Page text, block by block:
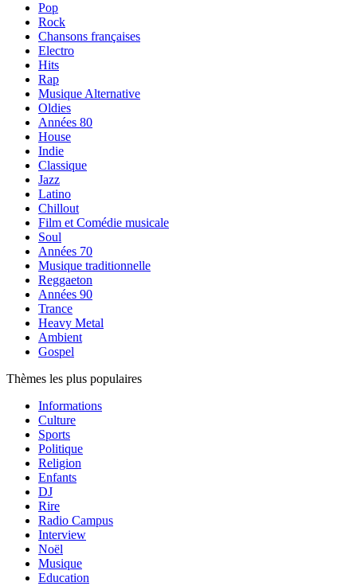
Pop
Rock
Chansons françaises
Electro
Hits
Rap
Musique Alternative
Oldies
Années 80
House
Indie
Classique
Jazz
Latino
Chillout
Film et Comédie musicale
Soul
Années 70
Musique traditionnelle
Reggaeton
Années 90
Trance
Heavy Metal
Ambient
Gospel
Thèmes les plus populaires
Informations
Culture
Sports
Politique
Religion
Enfants
DJ
Rire
Radio Campus
Interview
Noël
Musique
Education